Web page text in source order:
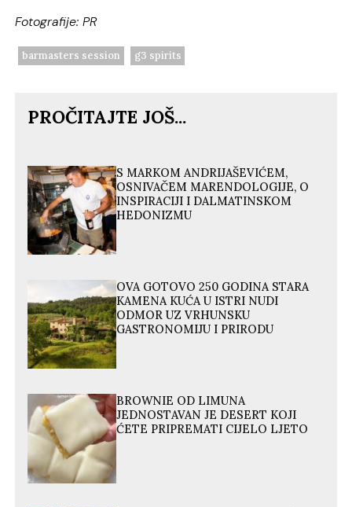
Fotografije: PR
barmasters session g3 spirits
PROČITAJTE JOŠ...
S MARKOM ANDRIJAŠEVIĆEM,
OSNIVAČEM MARENDOLOGIJE, O
INSPIRACIJI I DALMATINSKOM
HEDONIZMU
OVA GOTOVO 250 GODINA STARA
KAMENA KUĆA U ISTRI NUDI
ODMOR UZ VRHUNSKU
GASTRONOMIJU I PRIRODU
BROWNIE OD LIMUNA
JEDNOSTAVAN JE DESERT KOJI
ĆETE PRIPREMATI CIJELO LJETO